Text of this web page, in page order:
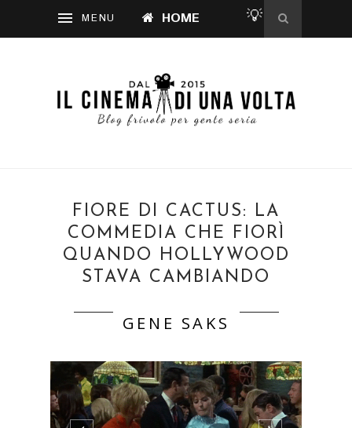
HOME 💡
FIORE DI CACTUS: LA
COMMEDIA CHE FIORÌ
QUANDO HOLLYWOOD
STAVA CAMBIANDO
GENE SAKS